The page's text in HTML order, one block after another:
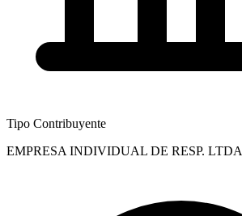
Tipo Contribuyente
EMPRESA INDIVIDUAL DE RESP. LTDA